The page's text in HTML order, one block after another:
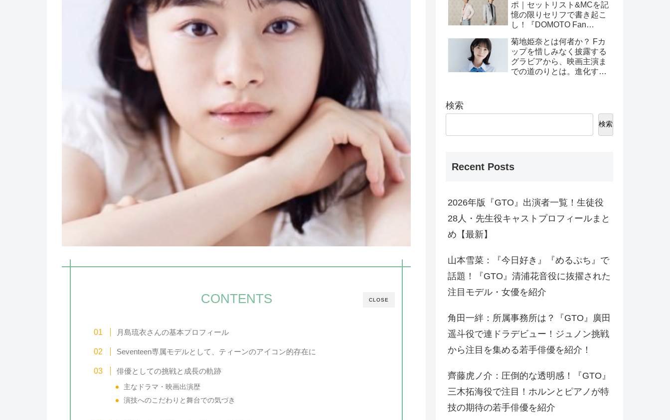
CLOSE
CONTENTS
月島琉衣さんの基本プロフィール
Seventeen専属モデルとして、ティーンのアイコン的存在に
俳優としての挑戦と成長の軌跡
主なドラマ・映画出演歴
演技へのこだわりと舞台での気づき
ポ｜セットリスト&MCを記
憶の限りセリフで書き起こ
し！『DOMOTO Fan
＆配信情報も！
菊地姫奈とは何者か？ Fカ
ップを惜しみなく披露する
グラビアから、映画主演ま
での道のりとは。進化す
検索
検索
Recent Posts
2026年版『GTO』出演者一覧！生徒役
28人・先生役キャストプロフィールまと
め【最新】
山本雪菜：『今日好き』『めるぷち』で
話題！『GTO』清浦花音役に抜擢された
注目モデル・女優を紹介
角田一絆：所属事務所は？『GTO』廣田
遥斗役で連ドラデビュー！ジュノン挑戦
から注目を集める若手俳優を紹介！
齊藤虎ノ介：圧倒的な透明感！『GTO』
三木拓海役で注目！ホルンとピアノが特
技の期待の若手俳優を紹介